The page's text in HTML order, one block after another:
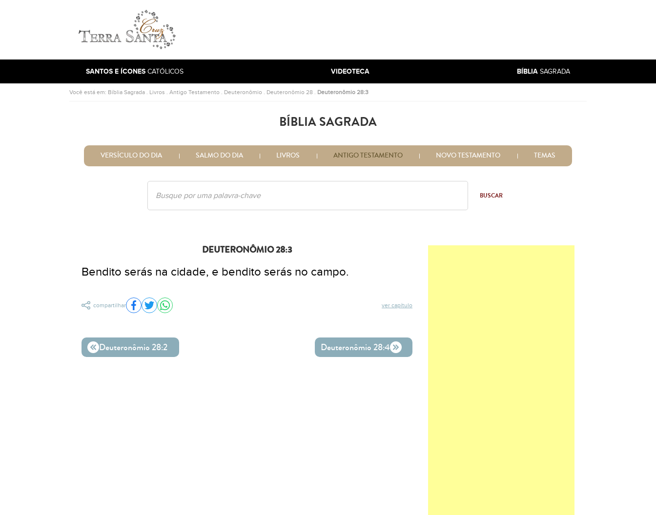
Ir para a página inicial
SANTOS E ÍCONES CATÓLICOS VIDEOTECA BÍBLIA SAGRADA
Você está em: Bíblia Sagrada . Livros . Antigo Testamento . Deuteronômio . Deuteronômio 28 . Deuteronômio 28:3
BÍBLIA SAGRADA
VERSÍCULO DO DIA SALMO DO DIA LIVROS ANTIGO TESTAMENTO NOVO TESTAMENTO TEMAS
BUSCAR
DEUTERONÔMIO 28:3
Bendito serás na cidade, e bendito serás no campo.
ver capítulo
compartilhar Compartilhar no Facebook
Compartilhar no Twitter
Compartilhar no WhatsApp
Deuteronômio 28:2 Deuteronômio 28:4